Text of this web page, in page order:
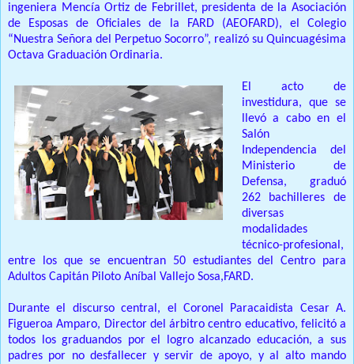
ingeniera Mencía Ortiz de Febrillet, presidenta de la Asociación
de Esposas de Oficiales de la FARD (AEOFARD), el Colegio
“Nuestra Señora del Perpetuo Socorro”, realizó su Quincuagésima
Octava Graduación Ordinaria.
El acto de
investidura, que se
llevó a cabo en el
Salón
Independencia del
Ministerio de
Defensa, graduó
262 bachilleres de
diversas
modalidades
técnico-profesional,
entre los que se encuentran 50 estudiantes del Centro para
Adultos Capitán Piloto Aníbal Vallejo Sosa,FARD.
Durante el discurso central, el Coronel Paracaidista Cesar A.
Figueroa Amparo, Director del árbitro centro educativo, felicitó a
todos los graduandos por el logro alcanzado educación, a sus
padres por no desfallecer y servir de apoyo, y al alto mando